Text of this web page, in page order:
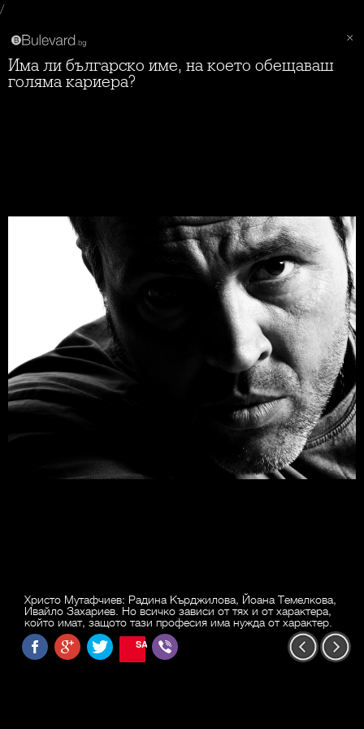
/
Има ли българско име, на което обещаваш
голяма кариера?
Христо Мутафчиев: Радина Кърджилова, Йоана Темелкова,
Ивайло Захариев. Но всичко зависи от тях и от характера,
който имат, защото тази професия има нужда от характер.
SAVE